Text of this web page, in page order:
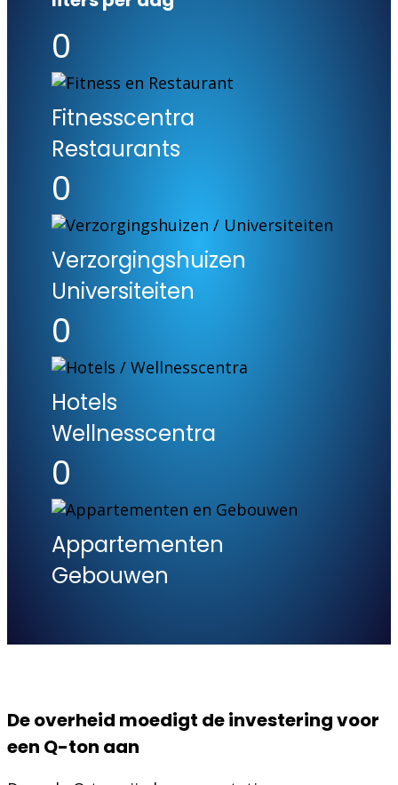
0
Fitnesscentra
Restaurants
0
Verzorgingshuizen
Universiteiten
0
Hotels
Wellnesscentra
0
Appartementen
Gebouwen
De overheid moedigt de investering voor
een Q-ton aan